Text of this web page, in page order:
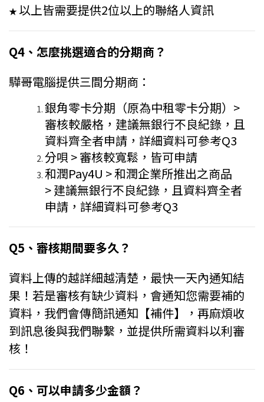
★ 以上皆需要提供2位以上的聯絡人資訊
Q4、怎麼挑選適合的分期商？
驊哥電腦提供三間分期商：
銀角零卡分期（原為中租零卡分期）>
審核較嚴格，建議無銀行不良紀錄，且
資料齊全者申請，詳細資料可參考Q3
分唄 > 審核較寬鬆，皆可申請
和潤Pay4U > 和潤企業所推出之商品
>建議無銀行不良紀錄，且資料齊全者
申請，詳細資料可參考Q3
Q5、審核期間要多久？
資料上傳的越詳細越清楚，最快一天內通知結
果！若是審核有缺少資料，會通知您需要補的
資料，我們會傳簡訊通知【補件】，再麻煩收
到訊息後與我們聯繫，並提供所需資料以利審
核！
Q6、可以申請多少金額？